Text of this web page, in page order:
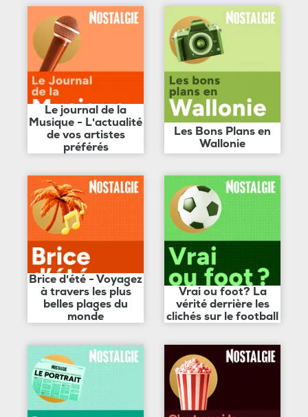
Le journal de la
Musique - L'actualité
de vos artistes
préférés
Les Bons Plans en
Wallonie
Brice d'été - Voyagez
à travers les plus
belles plages du
monde
Vrai ou foot? La
vérité derrière les
clichés sur le football